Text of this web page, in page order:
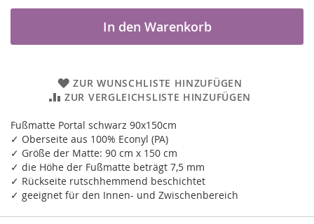
In den Warenkorb
ZUR WUNSCHLISTE HINZUFÜGEN
ZUR VERGLEICHSLISTE HINZUFÜGEN
Fußmatte Portal schwarz 90x150cm
✓ Oberseite aus 100% Econyl (PA)
✓ Größe der Matte: 90 cm x 150 cm
✓ die Höhe der Fußmatte beträgt 7,5 mm
✓ Rückseite rutschhemmend beschichtet
✓ geeignet für den Innen- und Zwischenbereich